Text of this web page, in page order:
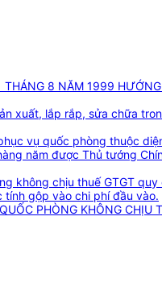
8 NĂM 1999
xuất, lắp rắp, sửa chữa
vụ quốc phòng thuộc
năm được Thủ tướng
chịu thuế GTGT
tính gộp vào chi phí đầu vào.
PHÒNG KHÔNG CHỊU